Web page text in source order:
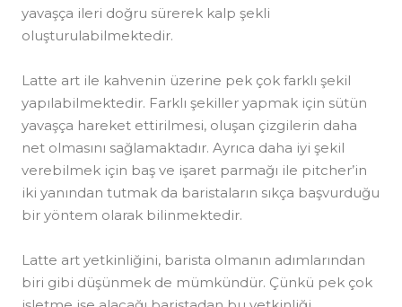
yavaşça ileri doğru sürerek kalp şekli
oluşturulabilmektedir.
Latte art ile kahvenin üzerine pek çok farklı şekil
yapılabilmektedir. Farklı şekiller yapmak için sütün
yavaşça hareket ettirilmesi, oluşan çizgilerin daha
net olmasını sağlamaktadır. Ayrıca daha iyi şekil
verebilmek için baş ve işaret parmağı ile pitcher’in
iki yanından tutmak da baristaların sıkça başvurduğu
bir yöntem olarak bilinmektedir.
Latte art yetkinliğini, barista olmanın adımlarından
biri gibi düşünmek de mümkündür. Çünkü pek çok